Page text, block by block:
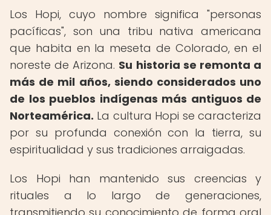
Los Hopi, cuyo nombre significa "personas
pacíficas", son una tribu nativa americana
que habita en la meseta de Colorado, en el
noreste de Arizona. Su historia se remonta a
más de mil años, siendo considerados uno
de los pueblos indígenas más antiguos de
Norteamérica. La cultura Hopi se caracteriza
por su profunda conexión con la tierra, su
espiritualidad y sus tradiciones arraigadas.
Los Hopi han mantenido sus creencias y
rituales a lo largo de generaciones,